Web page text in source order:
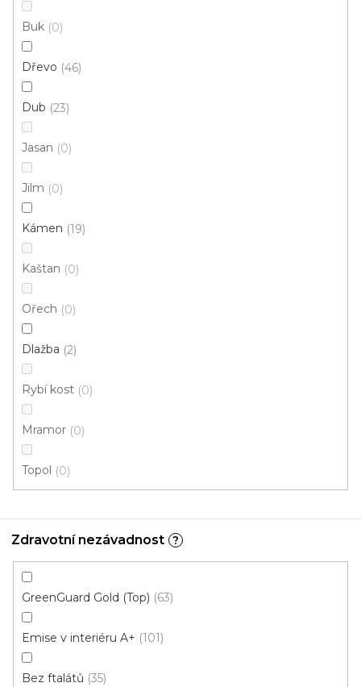
Buk 0
Dřevo 46
Dub 23
Jasan 0
Jilm 0
Kámen 19
Kaštan 0
Ořech 0
Dlažba 2
Rybí kost 0
Mramor 0
Topol 0
Zdravotní nezávadnost ?
GreenGuard Gold (Top) 63
Emise v interiéru A+ 101
Bez ftalátů 35
Vinylové dílce Purello Fix 30 V / 31141
459 Kč/ m2
499 Kč
Fix 30V (lepená)